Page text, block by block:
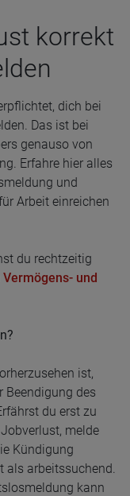
kor­rekt
dich bei
Das ist bei
genauso von
Erfahre hier alles
und
Arbeit einreichen
du rechtzeitig
Vermögens- und
ist,
Beendigung des
du erst zu
melde
Kündigung
als arbeitssuchend.
kann